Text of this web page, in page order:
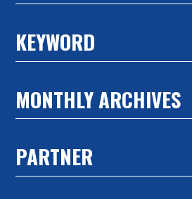
KEYWORD
MONTHLY ARCHIVES
PARTNER